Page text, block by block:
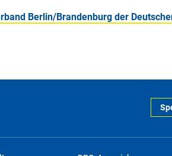
Berlin/Brandenburg der